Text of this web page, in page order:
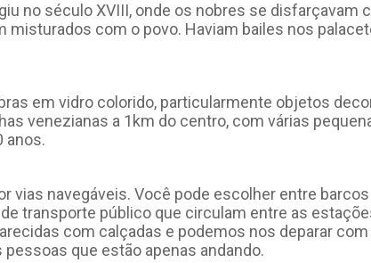
no século XVIII, onde os nobres se disfarçavam
misturados com o povo. Haviam bailes nos
em vidro colorido, particularmente objetos
venezianas a 1km do centro, com várias
anos.
vias navegáveis. Você pode escolher entre
transporte público que circulam entre as
com calçadas e podemos nos deparar
que estão apenas andando.